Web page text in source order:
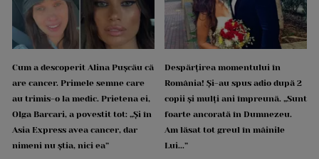
Cum a descoperit Alina Pușcău că
are cancer. Primele semne care
au trimis-o la medic. Prietena ei,
Olga Barcari, a povestit tot: „Și în
Asia Express avea cancer, dar
nimeni nu știa, nici ea”
Despărțirea momentului în
România! Și-au spus adio după 2
copii și mulți ani împreună. „Sunt
foarte ancorată în Dumnezeu.
Am lăsat tot greul în mâinile
Lui...”